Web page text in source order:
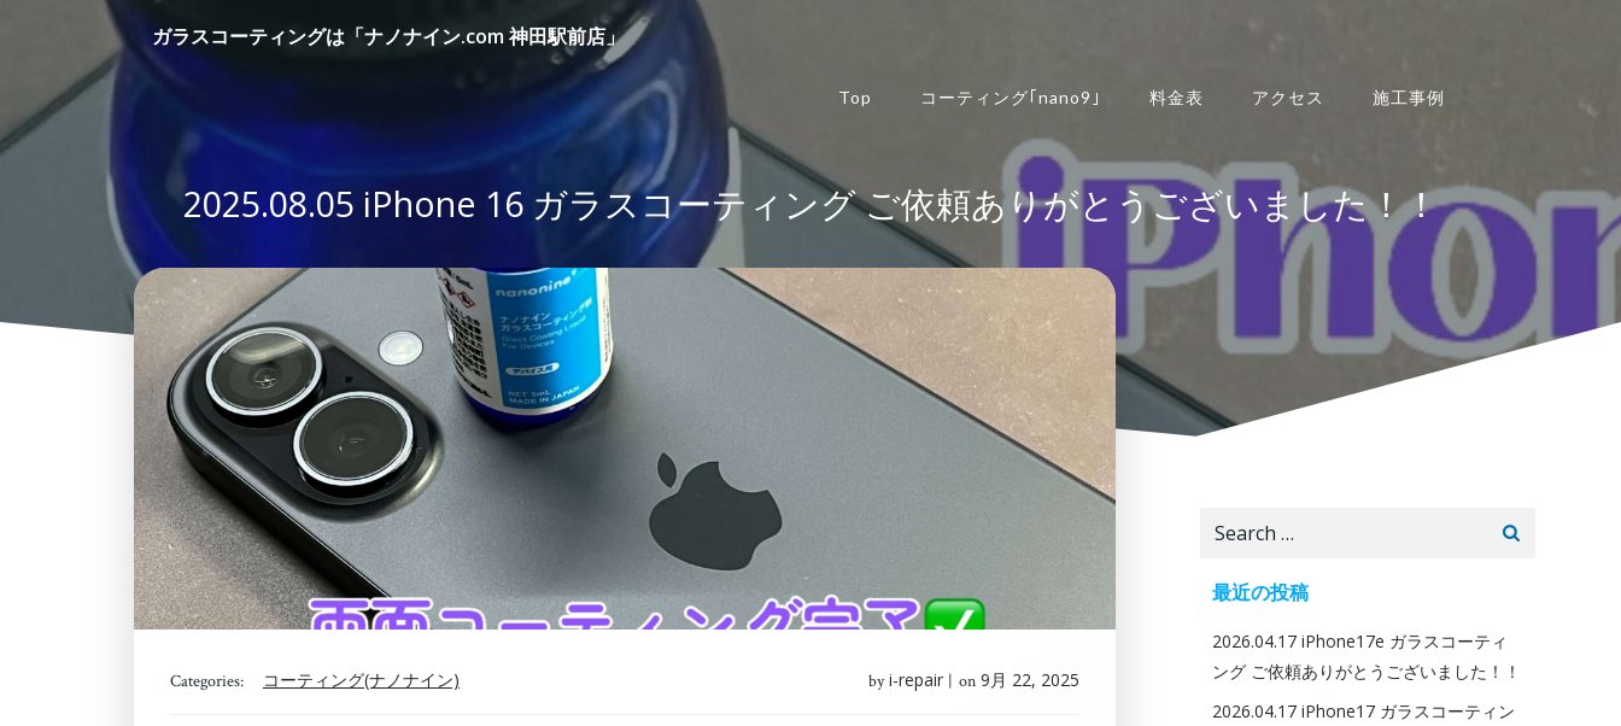
ツ
へ
ガラスコーティングは「ナノナイン.com 神田駅前店」
Top コーティング｢nano9｣ 料金表 アクセス 施工事例
2025.08.05 iPhone 16 ガラスコーティング ご依頼ありがとうございました！！
Categories: コーティング(ナノナイン) by i-repair | on 9月 22, 2025
Search
最近の投稿
2026.04.17 iPhone17e ガラスコーティ
ング ご依頼ありがとうございました！！
2026.04.17 iPhone17 ガラスコーティン